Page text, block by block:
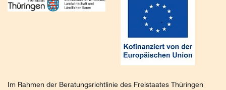
Im Rahmen der Beratungsrichtlinie des Freistaates Thüringen